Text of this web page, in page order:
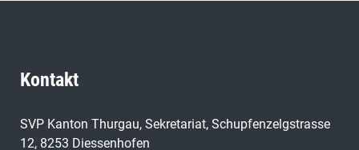
Kontakt
SVP Kanton Thurgau, Sekretariat, Schupfenzelgstrasse
12, 8253 Diessenhofen